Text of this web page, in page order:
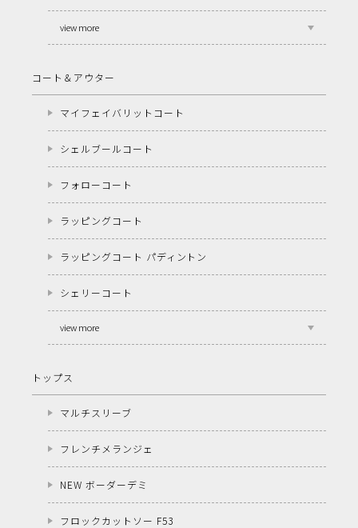
view more
コート＆アウター
マイフェイバリットコート
シェルブールコート
フォローコート
ラッピングコート
ラッピングコート パディントン
シェリーコート
view more
トップス
マルチスリーブ
フレンチメランジェ
NEW ボーダーデミ
フロックカットソー F53